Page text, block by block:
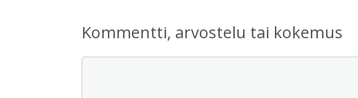
Kommentti, arvostelu tai kokemus